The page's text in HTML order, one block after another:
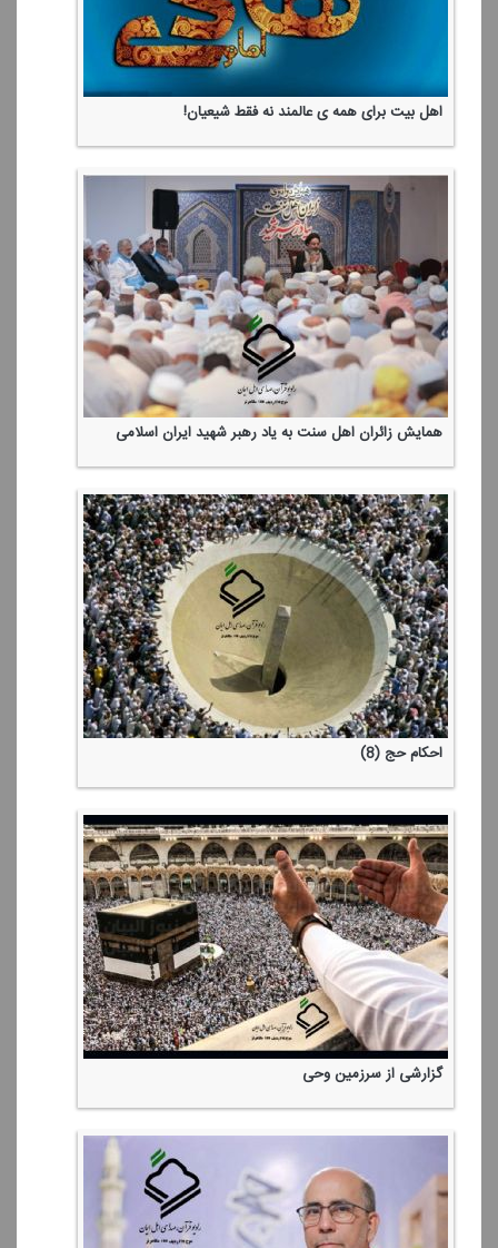
اهل بیت برای همه ی عالمند نه فقط شیعیان!
همایش زائران اهل سنت به یاد رهبر شهید ایران اسلامی
احكام حج (8)
گزارشی از سرزمین وحی